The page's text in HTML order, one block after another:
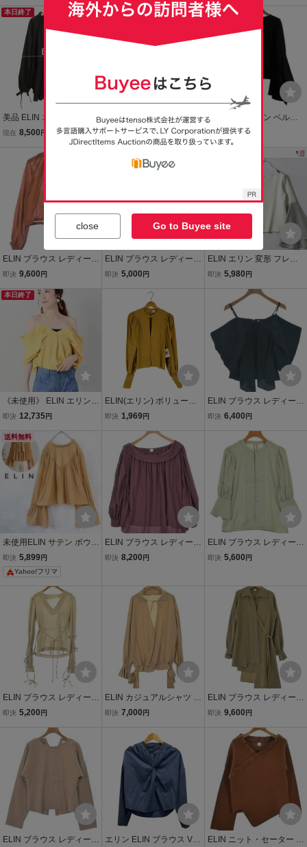
本日終了
美品 ELIN エリン サイズ3
8 フリル リボン ギャザー
長袖 オーバーサイズ シャ
ツ ブラウス 茶 ブラウン
現在 8,500 円
美品 ELIN エリン バルー
ンスリーブ ウールブラウ
ス オフショルダートップ
6 ネイビー
現在 2,200円
美品 ELIN エリン ベルス
リーブカットソー サイズ
36 ブラック
現在 1,750円
ELIN ブラウス レディース
エリン 中古 古着
即決 9,600 円
ELIN ブラウス レディース
エリン 中古 古着
即決 5,000 円
ELIN エリン 変形 フレア
スリーブ 切り替え カット
イト アイボリー ボートネ
ック 夏 タイト 36 レディ
ース S 7号
即決 5,980 円
本日終了
《未使用》 ELIN エリン
ブラウス レディース イエ
エステル100% 11802-11-
1150-5550 《アウトレッ
ト》TAW3
即決 12,735円
ELIN(エリン) ボリューム
スリーブ ブラウス レディ
即決 1,969 円
ELIN ブラウス レディース
エリン 中古 古着
即決 6,400 円
送料無料
未使用ELIN サテン ボウタ
イ ブラウス ギャザー リボ
ン フレア エリン 長袖 ゆ
ったり
即決 5,899円
Yahoo!フリマ
ELIN ブラウス レディース
エリン 中古 古着
即決 8,200 円
ELIN ブラウス レディース
エリン 中古 古着
即決 5,600 円
ELIN ブラウス レディース
エリン 中古 古着
即決 5,200 円
ELIN カジュアルシャツ レ
ディース エリン 中古 古
即決 7,000 円
ELIN ブラウス レディース
エリン 中古 古着
即決 9,600 円
ELIN ブラウス レディース
エリン ELIN ブラウス Vネ
ELIN ニット・セーター レ
close Go to Buyee site